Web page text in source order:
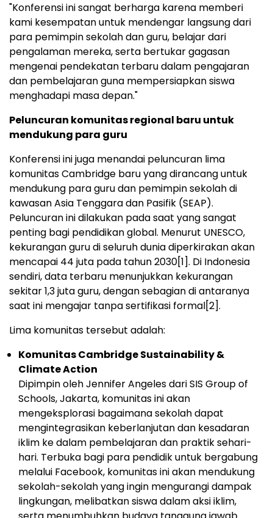
"Konferensi ini sangat berharga karena memberi
kami kesempatan untuk mendengar langsung dari
para pemimpin sekolah dan guru, belajar dari
pengalaman mereka, serta bertukar gagasan
mengenai pendekatan terbaru dalam pengajaran
dan pembelajaran guna mempersiapkan siswa
menghadapi masa depan."
Peluncuran komunitas regional baru untuk
mendukung para guru
Konferensi ini juga menandai peluncuran lima
komunitasCambridge baru yang dirancang untuk
mendukung para guru dan pemimpin sekolah di
kawasanAsia Tenggaradan Pasifik (SEAP).
Peluncuran ini dilakukan pada saat yang sangat
penting bagi pendidikan global. Menurut UNESCO,
kekurangan guru di seluruh dunia diperkirakan akan
mencapai 44 juta pada tahun 2030[1]. Di Indonesia
sendiri, data terbaru menunjukkan kekurangan
sekitar 1,3 juta guru, dengan sebagian di antaranya
saat ini mengajar tanpa sertifikasi formal[2].
Lima komunitas tersebut adalah:
Komunitas Cambridge Sustainability &
Climate Action
Dipimpin olehJennifer Angelesdari SIS Group of
Schools,Jakarta, komunitas ini akan
mengeksplorasi bagaimana sekolah dapat
mengintegrasikan keberlanjutan dan kesadaran
iklim ke dalam pembelajaran dan praktik sehari-
hari. Terbuka bagi para pendidik untuk bergabung
melalui Facebook, komunitas ini akan mendukung
sekolah-sekolah yang ingin mengurangi dampak
lingkungan, melibatkan siswa dalam aksi iklim,